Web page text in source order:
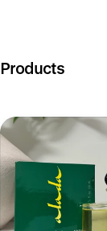
Products